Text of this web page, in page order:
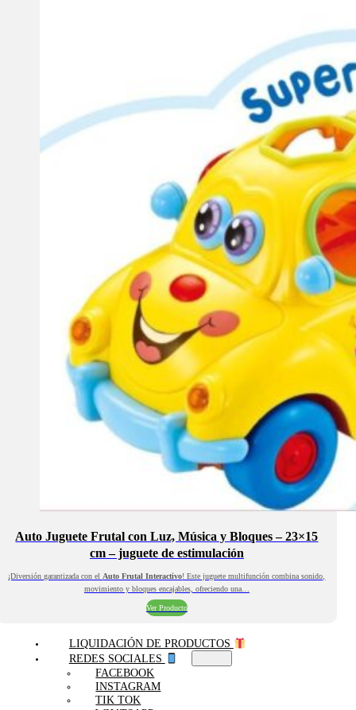
Auto Juguete Frutal con Luz, Música y Bloques – 23×15
cm – juguete de estimulación
¡Diversión garantizada con elAuto Frutal Interactivo! Este juguete multifunción combina sonido,
movimiento y bloques encajables, ofreciendo una…
Ver Producto
LIQUIDACIÓN DE PRODUCTOS
REDES SOCIALES
FACEBOOK
INSTAGRAM
TIK TOK